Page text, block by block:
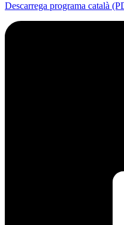
Descarrega programa català